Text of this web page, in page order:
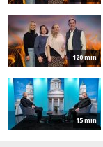
120 min
15 min